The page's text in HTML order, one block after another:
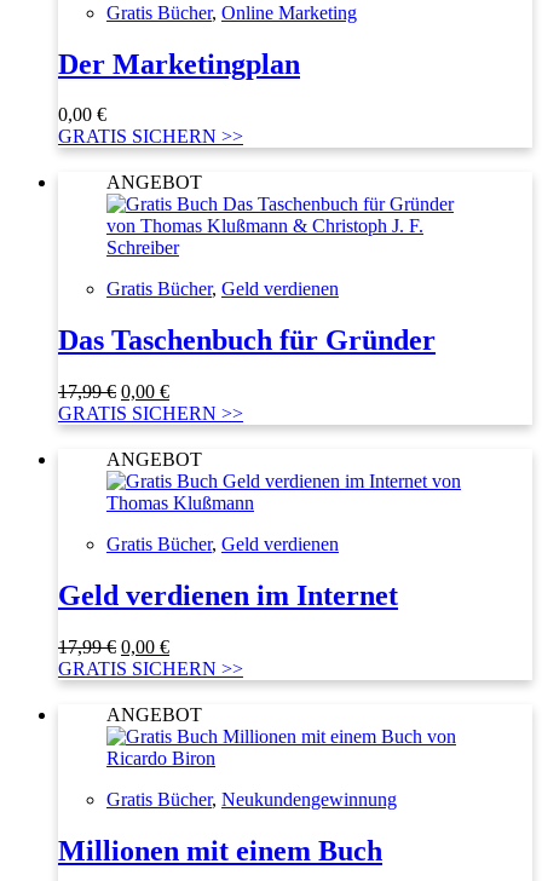
Gratis Bücher, Online Marketing
Der Marketingplan
0,00 €
GRATIS SICHERN >>
ANGEBOT
Gratis Bücher, Geld verdienen
Das Taschenbuch für Gründer
17,99€ Ursprünglicher
Preis
war:
17,99 €
0,00 €Aktueller
Preis
ist:
0,00 €.
GRATIS SICHERN >>
ANGEBOT
Gratis Bücher, Geld verdienen
Geld verdienen im Internet
17,99€ Ursprünglicher
Preis
war:
17,99 €
0,00 €Aktueller
Preis
ist:
0,00 €.
GRATIS SICHERN >>
ANGEBOT
Gratis Bücher, Neukundengewinnung
Millionen mit einem Buch